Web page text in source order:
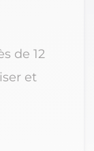
de 12
et